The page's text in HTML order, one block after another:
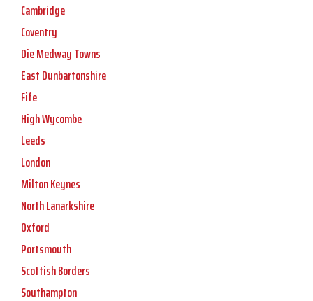
Cambridge
Coventry
Die Medway Towns
East Dunbartonshire
Fife
High Wycombe
Leeds
London
Milton Keynes
North Lanarkshire
Oxford
Portsmouth
Scottish Borders
Southampton